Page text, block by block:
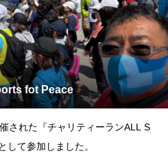
fot Peace
された『チャリティーランALL S
して参加しました。